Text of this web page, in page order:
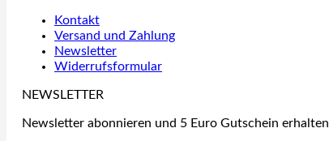
Kontakt
Versand und Zahlung
Newsletter
Widerrufsformular
NEWSLETTER
Newsletter abonnieren und 5 Euro Gutschein erhalten